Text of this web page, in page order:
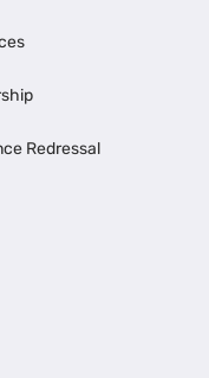
Redressal